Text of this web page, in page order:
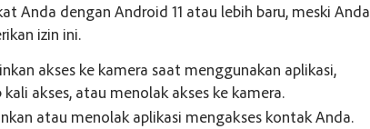
Anda dengan Android 11 atau lebih baru, meski Anda
izin ini.
akses ke kamera saat menggunakan aplikasi,
akses, atau menolak akses ke kamera.
atau menolak aplikasi mengakses kontak Anda.